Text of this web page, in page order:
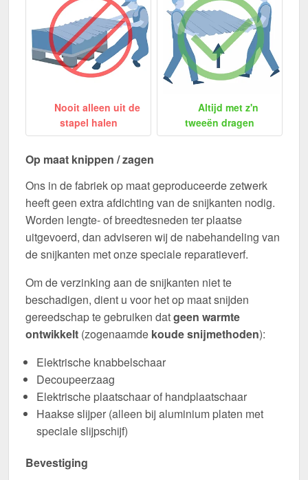
Nooit alleen uit de
stapel halen
Altijd met z'n
tweeën dragen
Op maat knippen / zagen
Ons in de fabriek op maat geproduceerde zetwerk
heeft geen extra afdichting van de snijkanten nodig.
Worden lengte- of breedtesneden ter plaatse
uitgevoerd, dan adviseren wij de nabehandeling van
de snijkanten met onze speciale reparatieverf.
Om de verzinking aan de snijkanten niet te
beschadigen, dient u voor het op maat snijden
gereedschap te gebruiken datgeen warmte
ontwikkelt (zogenaamde koude snijmethoden):
Elektrische knabbelschaar
Decoupeerzaag
Elektrische plaatschaar of handplaatschaar
Haakse slijper (alleen bij aluminium platen met
speciale slijpschijf)
Bevestiging